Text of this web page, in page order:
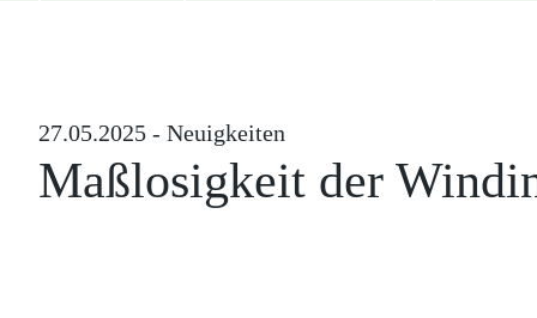
27.05.2025 - Neuigkeiten
Maßlosigkeit der